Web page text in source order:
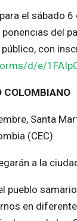
el sábado
del
con
d/e/
COLOMBIANO
Santa
(CEC).
a la
pueblo
en